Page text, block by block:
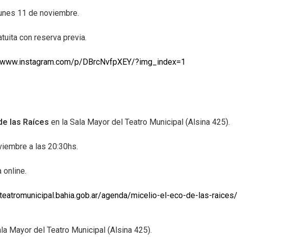
11 de noviembre.
con reserva previa.
p/DBrcNvfpXEY/?img_index=1
las Raíces en la Sala Mayor del Teatro Municipal (Alsina 425).
a las 20:30hs.
online.
agenda/micelio-el-eco-de-las-raices/
Mayor del Teatro Municipal (Alsina 425).